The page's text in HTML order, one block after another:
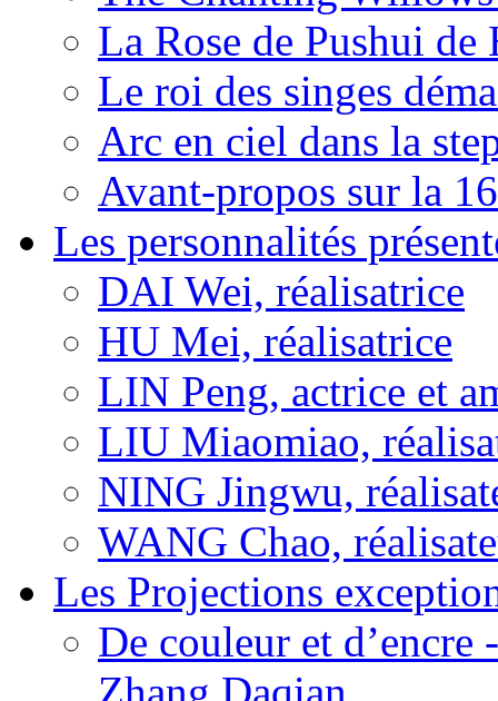
La Rose de Pushui de
Le roi des singes
Arc en ciel dans la
Avant-propos sur la
Les personnalités
DAI Wei, réalisatrice
HU Mei, réalisatrice
LIN Peng, actrice et
LIU Miaomiao,
NING Jingwu,
WANG Chao,
Les Projections
De couleur et